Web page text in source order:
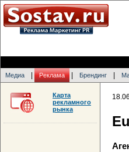
Медиа Реклама Брендинг
Карта
рекламного
рынка